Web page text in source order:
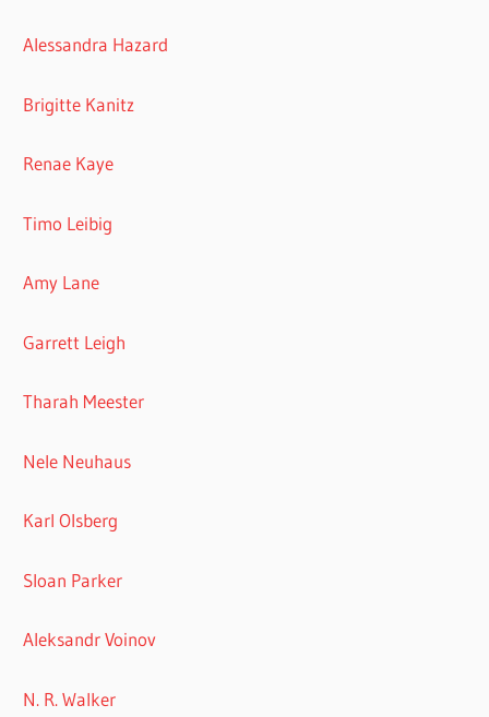
Alessandra Hazard
Brigitte Kanitz
Renae Kaye
Timo Leibig
Amy Lane
Garrett Leigh
Tharah Meester
Nele Neuhaus
Karl Olsberg
Sloan Parker
Aleksandr Voinov
N. R. Walker